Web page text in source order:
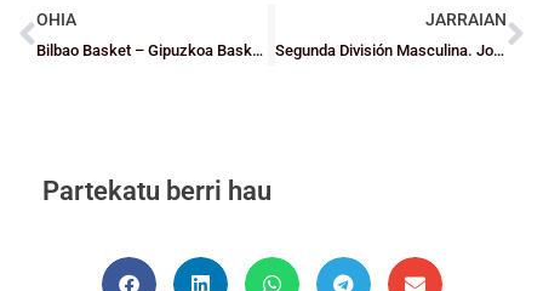
OHIA
Bilbao Basket – Gipuzkoa Basket, 10 eurotan
JARRAIAN
Segunda División Masculina. Jornada 21
Partekatu berri hau